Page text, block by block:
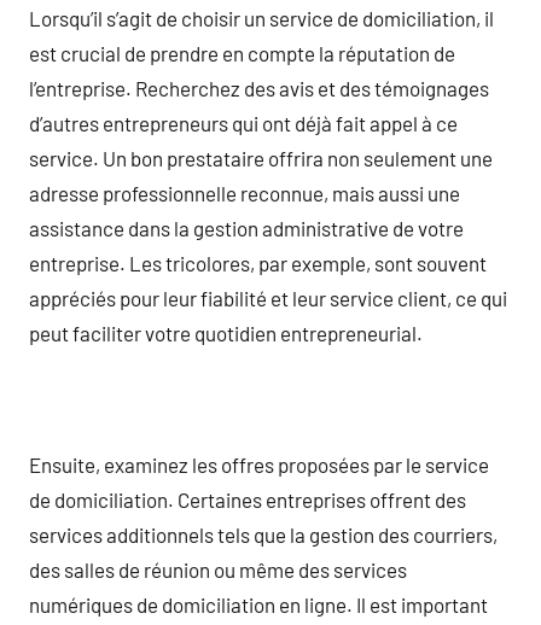
Lorsqu’il s’agit de choisir un service de domiciliation, il
est crucial de prendre en compte la réputation de
l’entreprise. Recherchez des avis et des témoignages
d’autres entrepreneurs qui ont déjà fait appel à ce
service. Un bon prestataire offrira non seulement une
adresse professionnelle reconnue, mais aussi une
assistance dans la gestion administrative de votre
entreprise. Les tricolores, par exemple, sont souvent
appréciés pour leur fiabilité et leur service client, ce qui
peut faciliter votre quotidien entrepreneurial.
Ensuite, examinez les offres proposées par le service
de domiciliation. Certaines entreprises offrent des
services additionnels tels que la gestion des courriers,
des salles de réunion ou même des services
numériques de domiciliation en ligne. Il est important